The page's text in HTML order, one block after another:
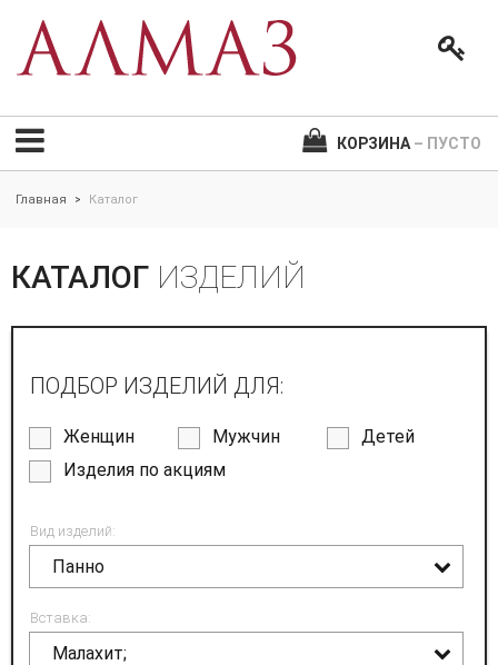
КОРЗИНА – ПУСТО
Главная > Каталог
КАТАЛОГ ИЗДЕЛИЙ
ПОДБОР ИЗДЕЛИЙ ДЛЯ:
Женщин Мужчин
Детей
Изделия по акциям
Вид изделий:
Панно
Вставка:
Малахит;